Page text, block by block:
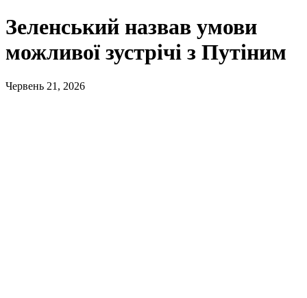
Зеленський назвав умови
можливої зустрічі з Путіним
Червень 21, 2026